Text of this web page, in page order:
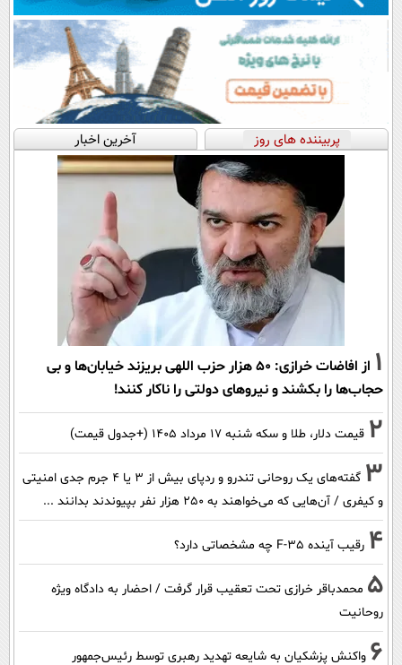
پربیننده های روز آخرین اخبار
1
از افاضات خرازی: ۵۰ هزار حزب اللهی بریزند خیابان‌ها و بی
حجاب‌ها را بکشند و نیرو‌های دولتی را ناکار کنند!
2 قیمت دلار، طلا و سکه شنبه ۱۷ مرداد ۱۴۰۵ (+جدول قیمت)
3
گفته‌های یک روحانی تندرو و ردپای بیش از ۳ یا ۴ جرم جدی امنیتی
و کیفری / آن‌هایی که می‌خواهند به ۲۵۰ هزار نفر بپیوندند بدانند ...
4 رقیب آینده F-35 چه مشخصاتی دارد؟
5 محمدباقر خرازی تحت تعقیب قرار گرفت / احضار به دادگاه ویژه
روحانیت
6 واکنش پزشکیان به شایعه تهدید رهبری توسط رئیس‌جمهور